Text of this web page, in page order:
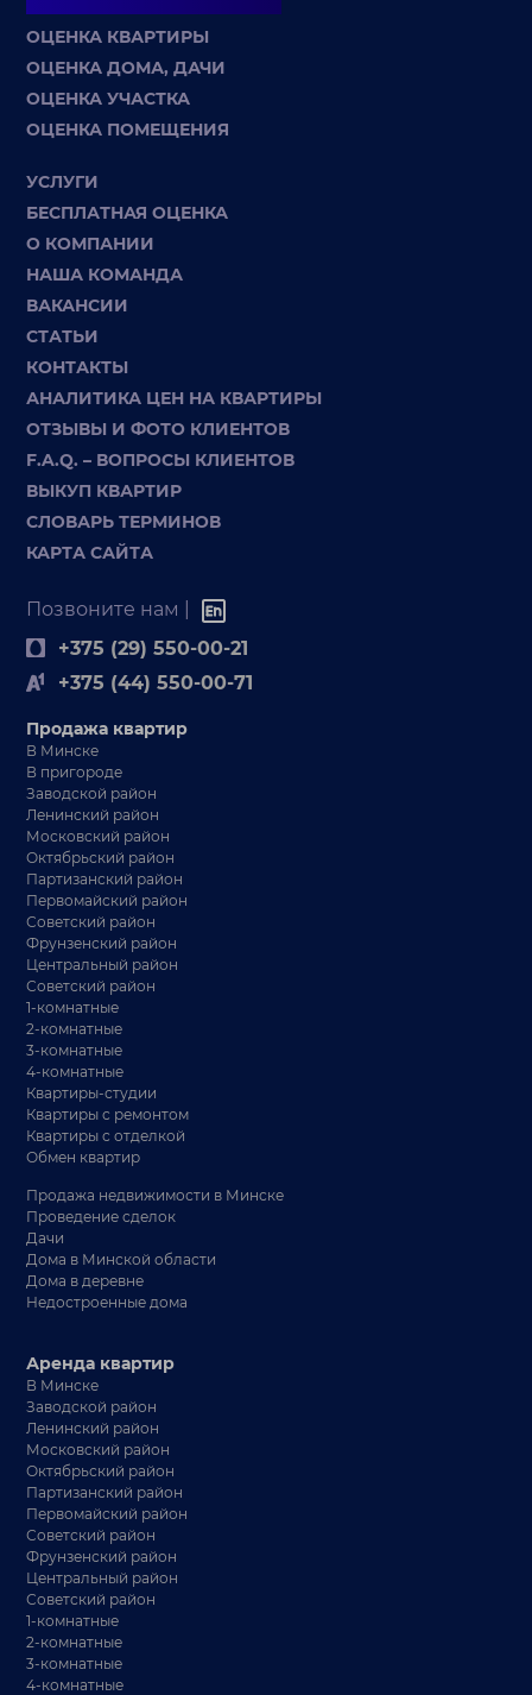
ОЦЕНКА КВАРТИРЫ
ОЦЕНКА ДОМА, ДАЧИ
ОЦЕНКА УЧАСТКА
ОЦЕНКА ПОМЕЩЕНИЯ
УСЛУГИ
БЕСПЛАТНАЯ ОЦЕНКА
О КОМПАНИИ
НАША КОМАНДА
ВАКАНСИИ
СТАТЬИ
КОНТАКТЫ
АНАЛИТИКА ЦЕН НА КВАРТИРЫ
ОТЗЫВЫ И ФОТО КЛИЕНТОВ
F.A.Q. – ВОПРОСЫ КЛИЕНТОВ
ВЫКУП КВАРТИР
СЛОВАРЬ ТЕРМИНОВ
КАРТА САЙТА
Позвоните нам |
+375 (29) 550-00-21
+375 (44) 550-00-71
Продажа квартир
В Минске
В пригороде
Заводской район
Ленинский район
Московский район
Октябрьский район
Партизанский район
Первомайский район
Советский район
Фрунзенский район
Центральный район
Советский район
1-комнатные
2-комнатные
3-комнатные
4-комнатные
Квартиры-студии
Квартиры с ремонтом
Квартиры с отделкой
Обмен квартир
Продажа недвижимости в Минске
Проведение сделок
Дачи
Дома в Минской области
Дома в деревне
Недостроенные дома
Аренда квартир
В Минске
Заводской район
Ленинский район
Московский район
Октябрьский район
Партизанский район
Первомайский район
Советский район
Фрунзенский район
Центральный район
Советский район
1-комнатные
2-комнатные
3-комнатные
4-комнатные